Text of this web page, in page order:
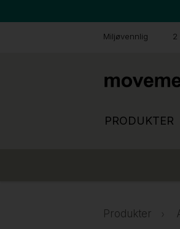
Miljøvennlig 2
PRODUKTER
Produkter